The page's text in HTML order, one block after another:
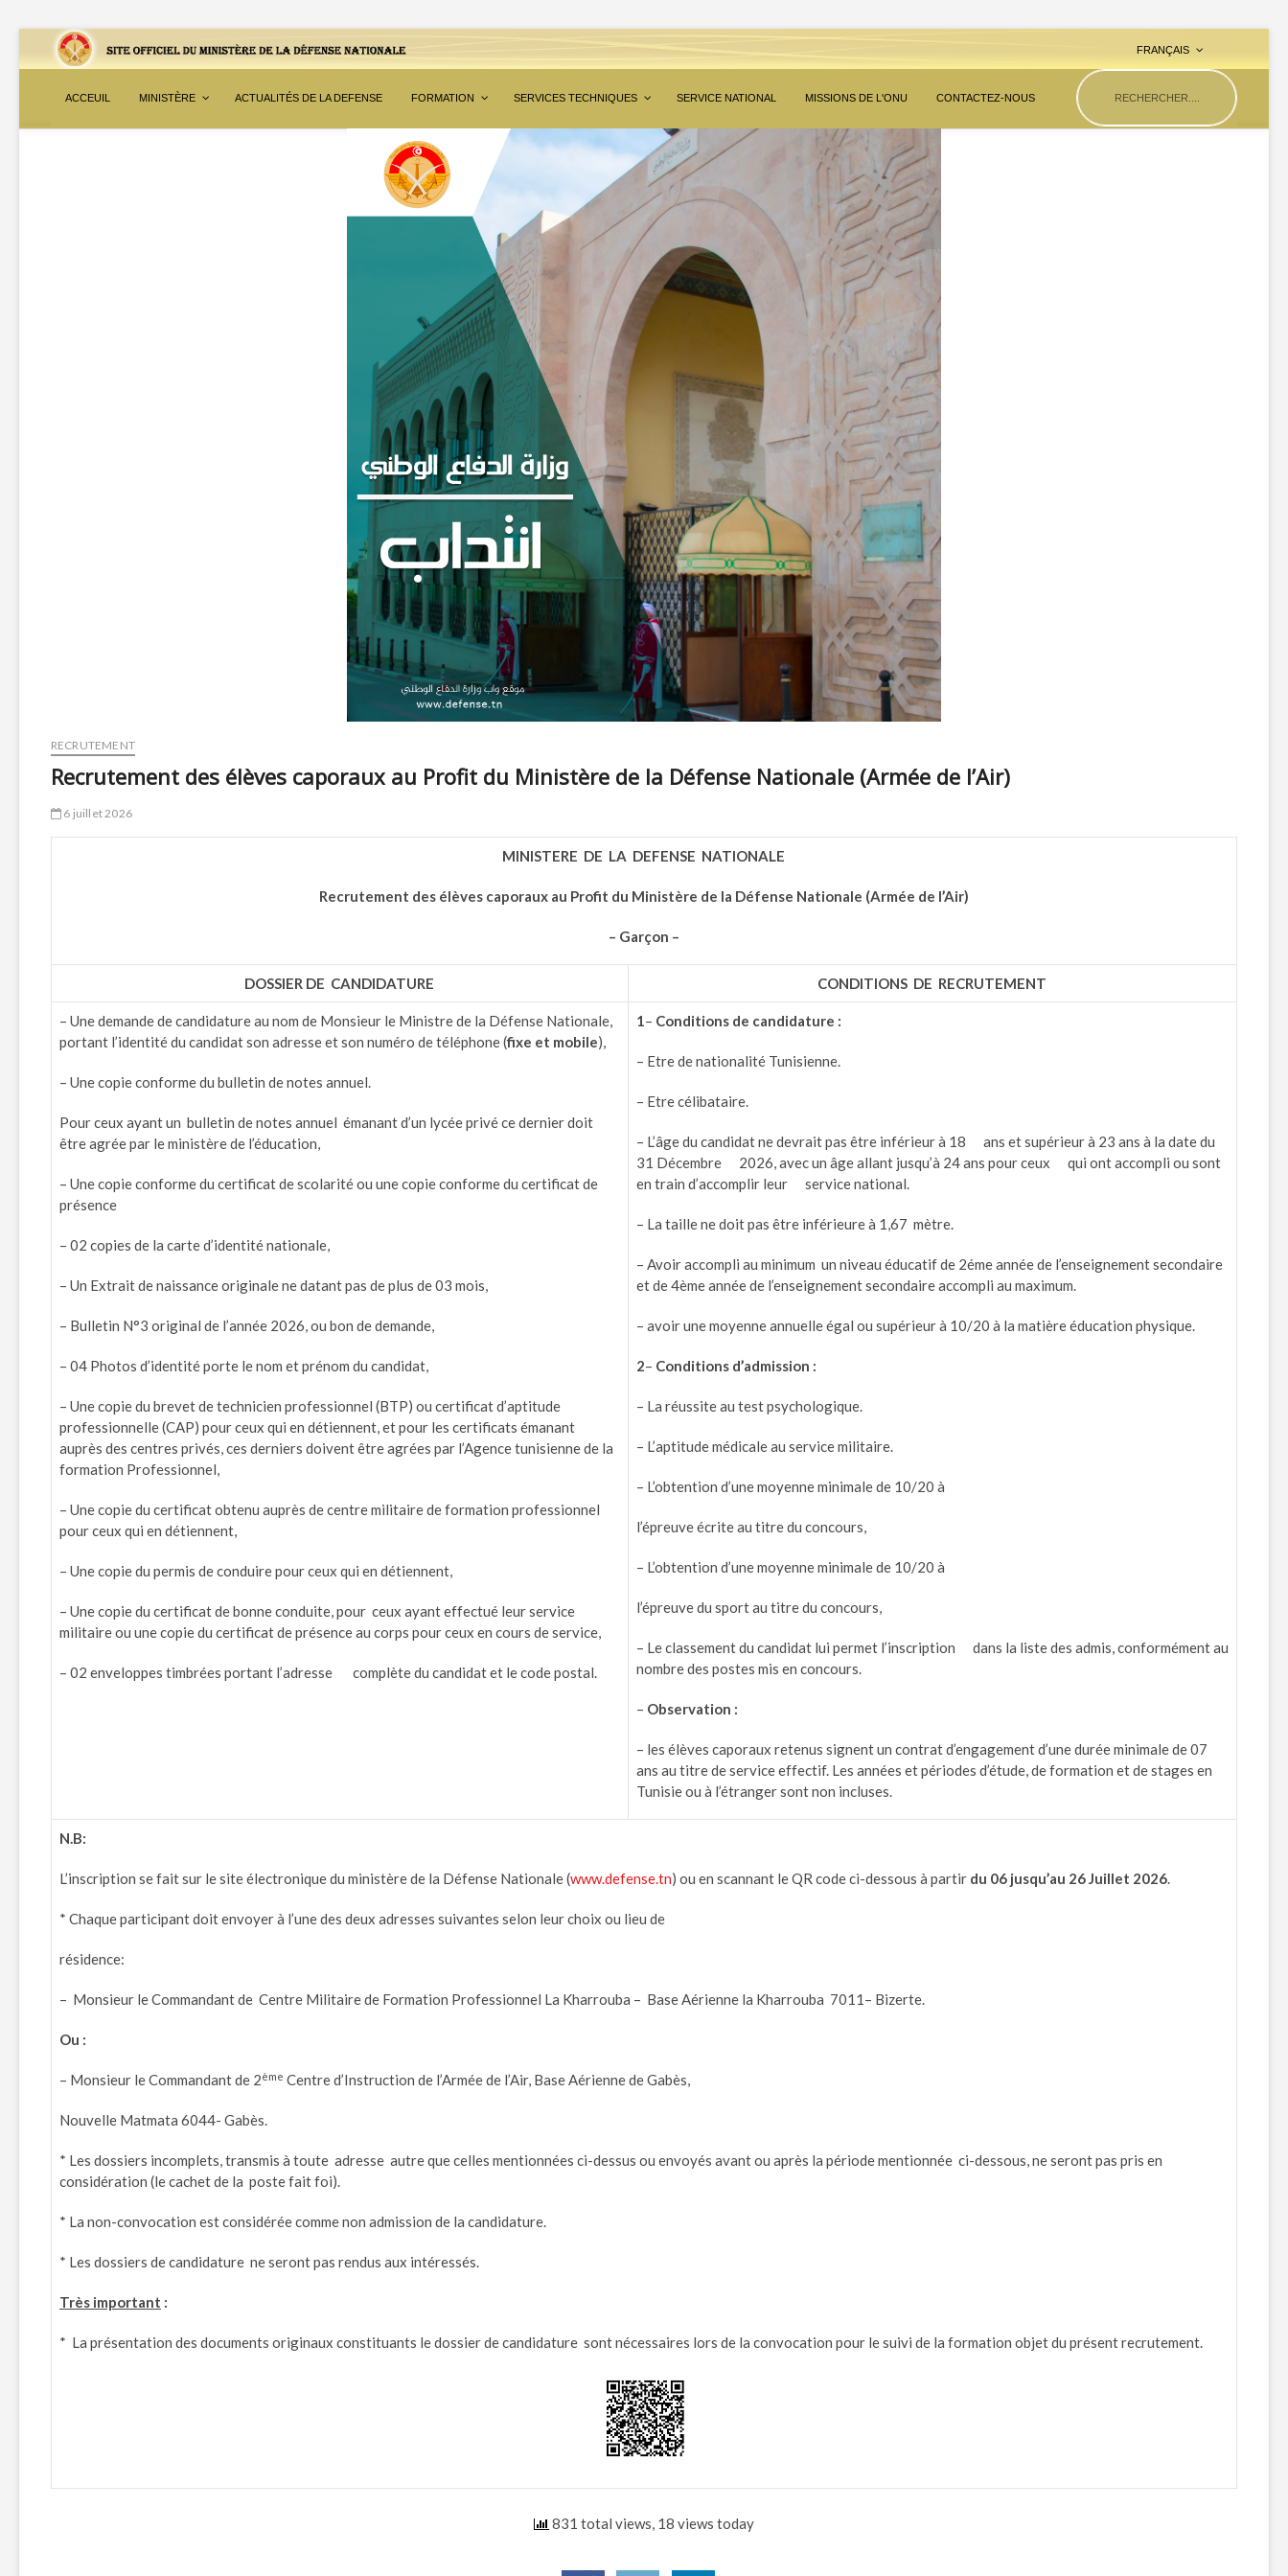
FRANÇAIS
ACCEUIL MINISTÈRE ACTUALITÉS DE LA DEFENSE FORMATION SERVICES TECHNIQUES SERVICE NATIONAL MISSIONS DE L'ONU CONTACTEZ-NOUS
RECRUTEMENT
Recrutement des élèves caporaux au Profit du Ministère de la Défense Nationale (Armée de l’Air)
6 juillet 2026
MINISTERE DE LA DEFENSE NATIONALE
Recrutement des élèves caporaux au Profit du Ministère de la Défense Nationale (Armée de l’Air)
– Garçon –
DOSSIER DE CANDIDATURE CONDITIONS DE RECRUTEMENT
– Une demande de candidature au nom de Monsieur le Ministre de la Défense Nationale,
portant l’identité du candidat son adresse et son numéro de téléphone (fixe et mobile),
– Une copie conforme du bulletin de notes annuel.
Pour ceux ayant un bulletin de notes annuel émanant d’un lycée privé ce dernier doit
être agrée par le ministère de l’éducation,
– Une copie conforme du certificat de scolarité ou une copie conforme du certificat de
présence
– 02 copies de la carte d’identité nationale,
– Un Extrait de naissance originale ne datant pas de plus de 03 mois,
– Bulletin N°3 original de l’année 2026, ou bon de demande,
– 04 Photos d’identité porte le nom et prénom du candidat,
– Une copie du brevet de technicien professionnel (BTP) ou certificat d’aptitude
professionnelle (CAP) pour ceux qui en détiennent, et pour les certificats émanant
auprès des centres privés, ces derniers doivent être agrées par l’Agence tunisienne de la
formation Professionnel,
– Une copie du certificat obtenu auprès de centre militaire de formation professionnel
pour ceux qui en détiennent,
– Une copie du permis de conduire pour ceux qui en détiennent,
– Une copie du certificat de bonne conduite, pour ceux ayant effectué leur service
militaire ou une copie du certificat de présence au corps pour ceux en cours de service,
– 02 enveloppes timbrées portant l’adresse complète du candidat et le code postal.
1– Conditions de candidature :
– Etre de nationalité Tunisienne.
– Etre célibataire.
– L’âge du candidat ne devrait pas être inférieur à 18 ans et supérieur à 23 ans à la date du
31 Décembre 2026, avec un âge allant jusqu’à 24 ans pour ceux qui ont accompli ou sont
en train d’accomplir leur service national.
– La taille ne doit pas être inférieure à 1,67 mètre.
– Avoir accompli au minimum un niveau éducatif de 2éme année de l’enseignement secondaire
et de 4ème année de l’enseignement secondaire accompli au maximum.
– avoir une moyenne annuelle égal ou supérieur à 10/20 à la matière éducation physique.
2– Conditions d’admission :
– La réussite au test psychologique.
– L’aptitude médicale au service militaire.
– L’obtention d’une moyenne minimale de 10/20 à
l’épreuve écrite au titre du concours,
– L’obtention d’une moyenne minimale de 10/20 à
l’épreuve du sport au titre du concours,
– Le classement du candidat lui permet l’inscription dans la liste des admis, conformément au
nombre des postes mis en concours.
– Observation :
– les élèves caporaux retenus signent un contrat d’engagement d’une durée minimale de 07
ans au titre de service effectif. Les années et périodes d’étude, de formation et de stages en
Tunisie ou à l’étranger sont non incluses.
N.B:
L’inscription se fait sur le site électronique du ministère de la Défense Nationale (www.defense.tn) ou en scannant le QR code ci-dessous à partir du 06 jusqu’au 26Juillet 2026.
* Chaque participant doit envoyer à l’une des deux adresses suivantes selon leur choix ou lieu de
résidence:
– Monsieur le Commandant de Centre Militaire de Formation Professionnel La Kharrouba – Base Aérienne la Kharrouba 7011– Bizerte.
Ou :
– Monsieur le Commandant de 2ème Centre d’Instruction de l’Armée de l’Air, Base Aérienne de Gabès,
Nouvelle Matmata 6044- Gabès.
* Les dossiers incomplets, transmis à toute adresse autre que celles mentionnées ci-dessus ou envoyés avant ou après la période mentionnée ci-dessous, ne seront pas pris en
considération (le cachet de la poste fait foi).
* La non-convocation est considérée comme non admission de la candidature.
* Les dossiers de candidature ne seront pas rendus aux intéressés.
Très important :
* La présentation des documents originaux constituants le dossier de candidature sont nécessaires lors de la convocation pour le suivi de la formation objet du présent recrutement.
831 total views, 18 views today